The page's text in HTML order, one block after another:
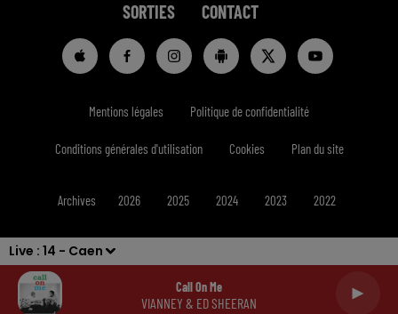
Live : 14 - Caen
Call On Me
VIANNEY & ED SHEERAN
SORTIES CONTACT
Mentions légales Politique de confidentialité
Conditions générales d'utilisation Cookies Plan du site
Archives 2026 2025 2024 2023 2022